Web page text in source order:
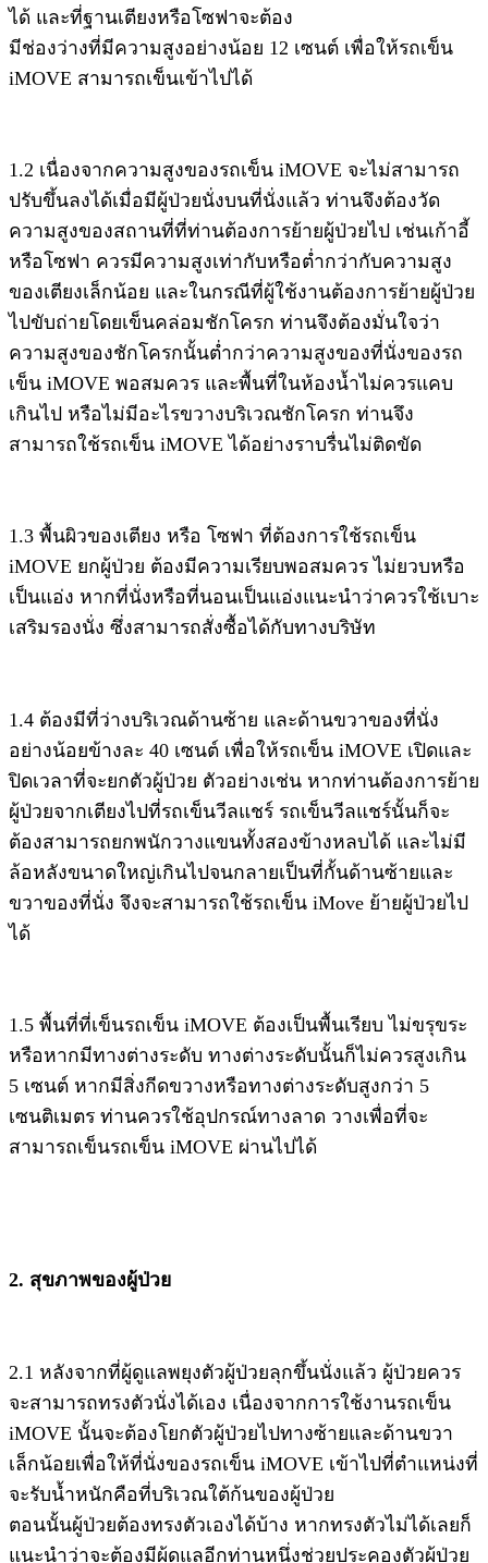
ได้ และที่ฐานเตียงหรือโซฟาจะต้อง
มีช่องว่างที่มีความสูงอย่างน้อย 12 เซนต์ เพื่อให้รถเข็น
iMOVE สามารถเข็นเข้าไปได้
1.2 เนื่องจากความสูงของรถเข็น iMOVE จะไม่สามารถ
ปรับขึ้นลงได้เมื่อมีผู้ป่วยนั่งบนที่นั่งแล้ว ท่านจึงต้องวัด
ความสูงของสถานที่ที่ท่านต้องการย้ายผู้ป่วยไป เช่นเก้าอี้
หรือโซฟา ควรมีความสูงเท่ากับหรือต่ำกว่ากับความสูง
ของเตียงเล็กน้อย และในกรณีที่ผู้ใช้งานต้องการย้ายผู้ป่วย
ไปขับถ่ายโดยเข็นคล่อมชักโครก ท่านจึงต้องมั่นใจว่า
ความสูงของชักโครกนั้นต่ำกว่าความสูงของที่นั่งของรถ
เข็น iMOVE พอสมควร และพื้นที่ในห้องน้ำไม่ควรแคบ
เกินไป หรือไม่มีอะไรขวางบริเวณชักโครก ท่านจึง
สามารถใช้รถเข็น iMOVE ได้อย่างราบรื่นไม่ติดขัด
1.3 พื้นผิวของเตียง หรือ โซฟา ที่ต้องการใช้รถเข็น
iMOVE ยกผู้ป่วย ต้องมีความเรียบพอสมควร ไม่ยวบหรือ
เป็นแอ่ง หากที่นั่งหรือที่นอนเป็นแอ่งแนะนำว่าควรใช้เบาะ
เสริมรองนั่ง ซึ่งสามารถสั่งซื้อได้กับทางบริษัท
1.4 ต้องมีที่ว่างบริเวณด้านซ้าย และด้านขวาของที่นั่ง
อย่างน้อยข้างละ 40 เซนต์ เพื่อให้รถเข็น iMOVE เปิดและ
ปิดเวลาที่จะยกตัวผู้ป่วย ตัวอย่างเช่น หากท่านต้องการย้าย
ผู้ป่วยจากเตียงไปที่รถเข็นวีลแชร์ รถเข็นวีลแชร์นั้นก็จะ
ต้องสามารถยกพนักวางแขนทั้งสองข้างหลบได้ และไม่มี
ล้อหลังขนาดใหญ่เกินไปจนกลายเป็นที่กั้นด้านซ้ายและ
ขวาของที่นั่ง จึงจะสามารถใช้รถเข็น iMove ย้ายผู้ป่วยไป
ได้
1.5 พื้นที่ที่เข็นรถเข็น iMOVE ต้องเป็นพื้นเรียบ ไม่ขรุขระ
หรือหากมีทางต่างระดับ ทางต่างระดับนั้นก็ไม่ควรสูงเกิน
5 เซนต์ หากมีสิ่งกีดขวางหรือทางต่างระดับสูงกว่า 5
เซนติเมตร ท่านควรใช้อุปกรณ์ทางลาด วางเพื่อที่จะ
สามารถเข็นรถเข็น iMOVE ผ่านไปได้
2. สุขภาพของผู้ป่วย
2.1 หลังจากที่ผู้ดูแลพยุงตัวผู้ป่วยลุกขึ้นนั่งแล้ว ผู้ป่วยควร
จะสามารถทรงตัวนั่งได้เอง เนื่องจากการใช้งานรถเข็น
iMOVE นั้นจะต้องโยกตัวผู้ป่วยไปทางซ้ายและด้านขวา
เล็กน้อยเพื่อให้ที่นั่งของรถเข็น iMOVE เข้าไปที่ตำแหน่งที่
จะรับน้ำหนักคือที่บริเวณใต้ก้นของผู้ป่วย
ตอนนั้นผู้ป่วยต้องทรงตัวเองได้บ้าง หากทรงตัวไม่ได้เลยก็
แนะนำว่าจะต้องมีผู้ดูแลอีกท่านหนึ่งช่วยประคองตัวผู้ป่วย